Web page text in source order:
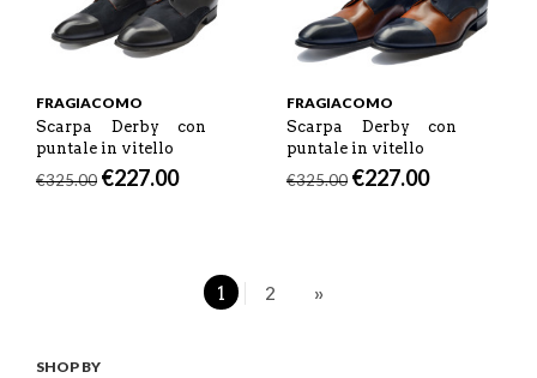
FRAGIACOMO
Scarpa Derby con
puntale in vitello
€325.00 €227.00
FRAGIACOMO
Scarpa Derby con
puntale in vitello
€325.00 €227.00
1 2 »
SHOP BY